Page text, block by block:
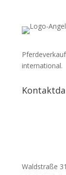
international.
Waldstraße 31